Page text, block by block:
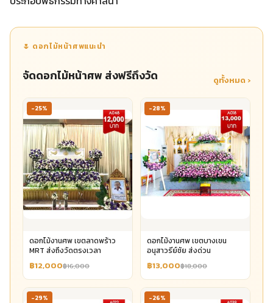
🌷 ดอกไม้หน้าศพแนะนำ
จัดดอกไม้หน้าศพ ส่งฟรีถึงวัด ดูทั้งหมด ›
-25%
ดอกไม้งานศพ เขตลาดพร้าว
MRT ส่งถึงวัดตรงเวลา
฿12,000฿16,000
-28%
ดอกไม้งานศพ เขตบางเขน
อนุสาวรีย์ชัย ส่งด่วน
฿13,000฿18,000
-29% -26%